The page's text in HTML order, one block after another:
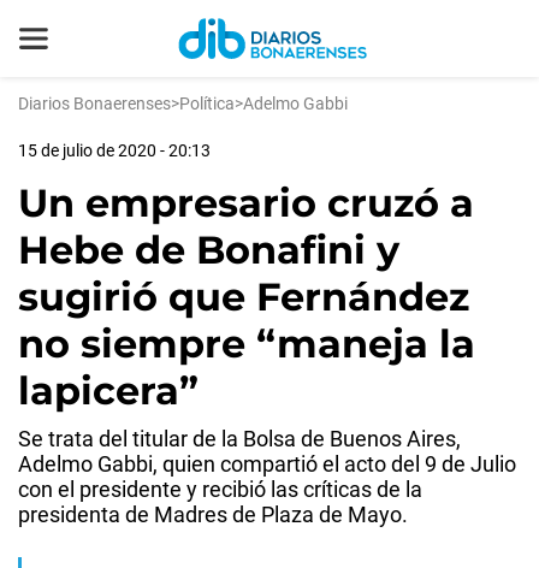
Diarios Bonaerenses>Política>Adelmo Gabbi
15 de julio de 2020 - 20:13
Un empresario cruzó a
Hebe de Bonafini y
sugirió que Fernández
no siempre “maneja la
lapicera”
Se trata del titular de la Bolsa de Buenos Aires,
Adelmo Gabbi, quien compartió el acto del 9 de Julio
con el presidente y recibió las críticas de la
presidenta de Madres de Plaza de Mayo.